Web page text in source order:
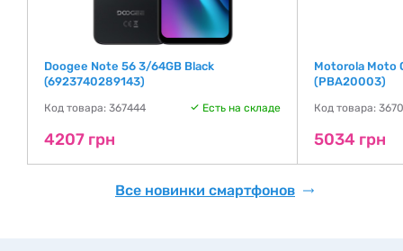
Doogee Note 56 3/64GB Black
(6923740289143)
Код товара: 367444 Есть на складе
4207 грн
Motorola Moto
(PBA20003)
Код товара:
5034 грн
Все новинки смартфонов